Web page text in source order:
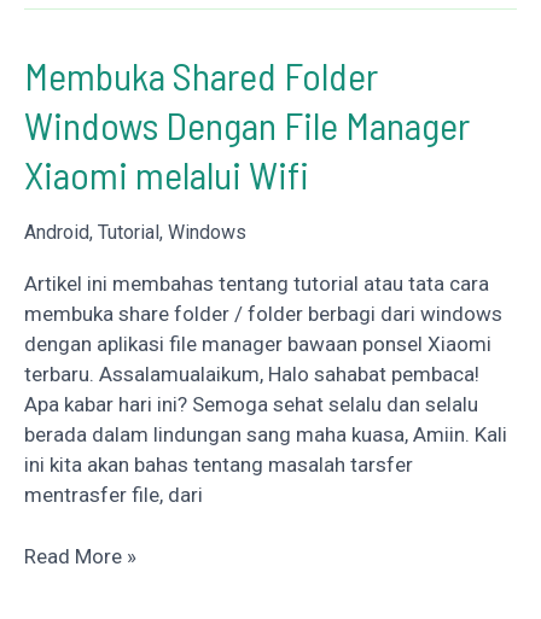
Only
/
Second
Screen
Membuka Shared Folder
Windows Dengan File Manager
Xiaomi melalui Wifi
Android, Tutorial , Windows
Artikel ini membahas tentang tutorial atau tata cara
membuka share folder / folder berbagi dari windows
dengan aplikasi file manager bawaan ponsel Xiaomi
terbaru. Assalamualaikum, Halo sahabat pembaca!
Apa kabar hari ini? Semoga sehat selalu dan selalu
berada dalam lindungan sang maha kuasa, Amiin. Kali
ini kita akan bahas tentang masalah tarsfer
mentrasfer file, dari
Membuka
Read More »